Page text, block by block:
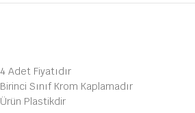
4 Adet Fiyatıdır
Birinci Sınıf Krom Kaplamadır
Ürün Plastikdir